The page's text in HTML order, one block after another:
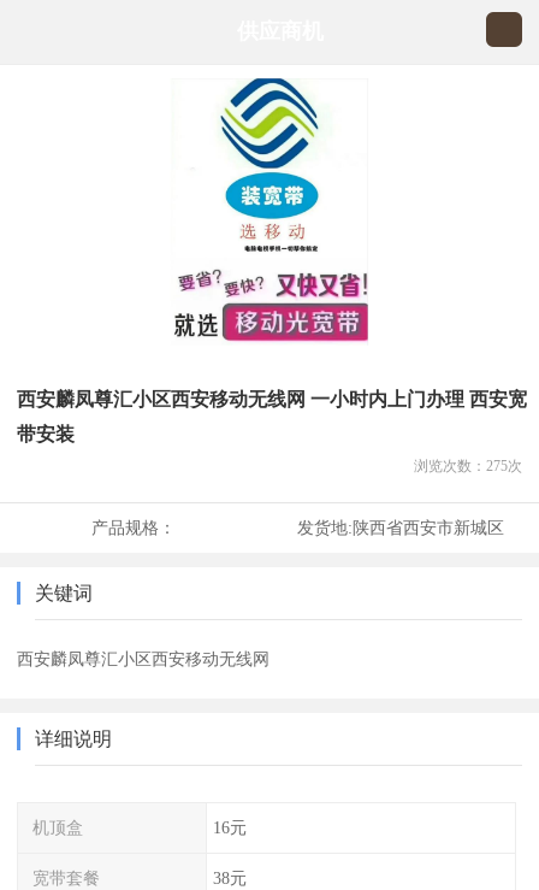
西安麟凤尊汇小区西安移动无线网 一小时内上门办理 西安宽
带安装
浏览次数： 275次
产品规格： 发货地:陕西省西安市新城区
关键词
西安麟凤尊汇小区西安移动无线网
详细说明
机顶盒 16元
宽带套餐 38元